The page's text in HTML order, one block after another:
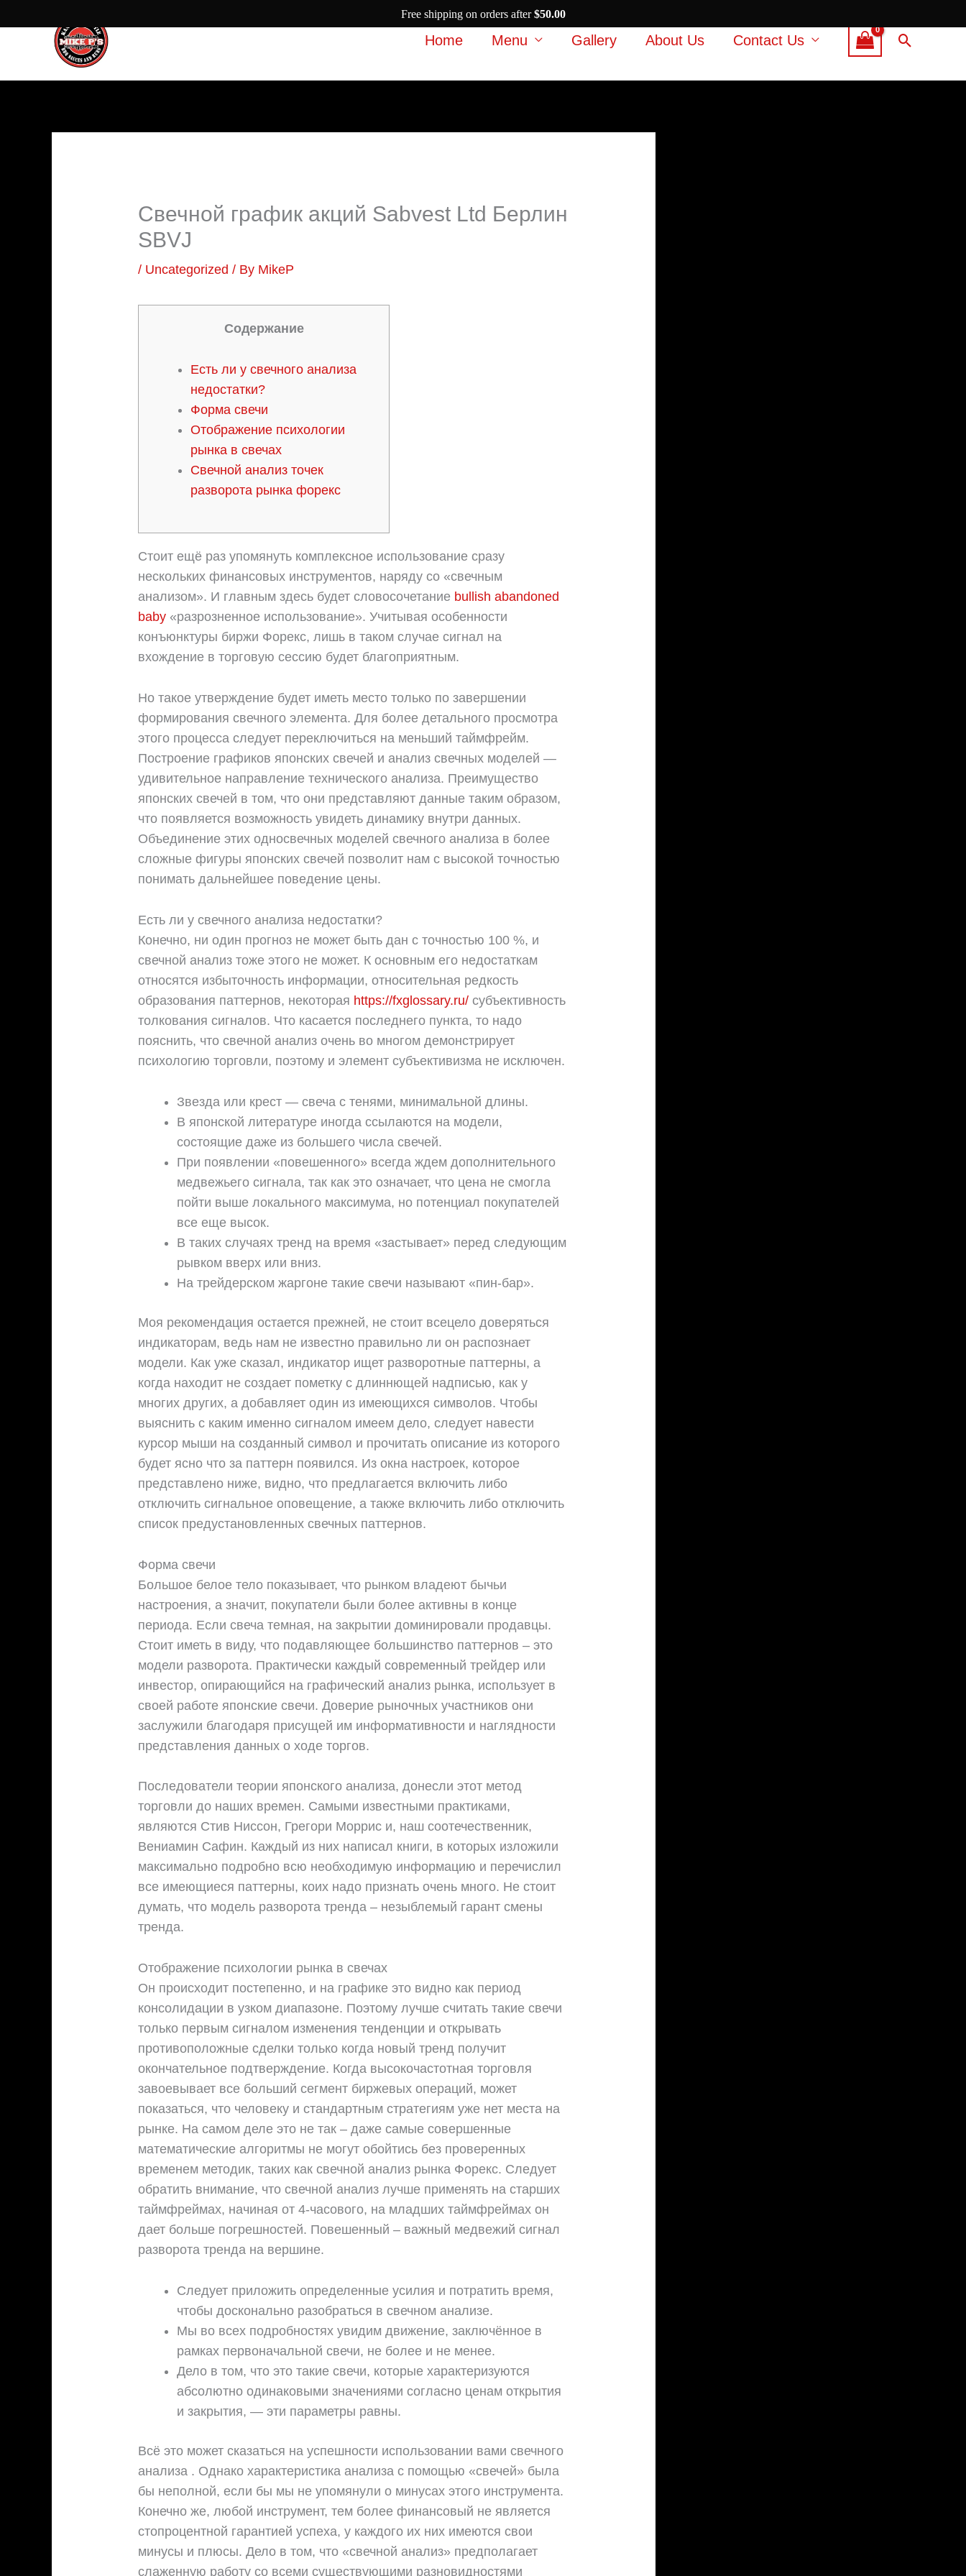
to
Home Menu Gallery About Us Contact Us Search
Свечной график акций Sabvest Ltd Берлин
SBVJ
/ Uncategorized / By MikeP
Содержание
Есть ли у свечного анализа
недостатки?
Форма свечи
Отображение психологии
рынка в свечах
Свечной анализ точек
разворота рынка форекс
Стоит ещё раз упомянуть комплексное использование сразу
нескольких финансовых инструментов, наряду со «свечным
анализом». И главным здесь будет словосочетание bullish abandoned
baby «разрозненное использование». Учитывая особенности
конъюнктуры биржи Форекс, лишь в таком случае сигнал на
вхождение в торговую сессию будет благоприятным.
Но такое утверждение будет иметь место только по завершении
формирования свечного элемента. Для более детального просмотра
этого процесса следует переключиться на меньший таймфрейм.
Построение графиков японских свечей и анализ свечных моделей —
удивительное направление технического анализа. Преимущество
японских свечей в том, что они представляют данные таким образом,
что появляется возможность увидеть динамику внутри данных.
Объединение этих односвечных моделей свечного анализа в более
сложные фигуры японских свечей позволит нам с высокой точностью
понимать дальнейшее поведение цены.
Есть ли у свечного анализа недостатки?
Конечно, ни один прогноз не может быть дан с точностью 100 %, и
свечной анализ тоже этого не может. К основным его недостаткам
относятся избыточность информации, относительная редкость
образования паттернов, некоторая https://fxglossary.ru/ субъективность
толкования сигналов. Что касается последнего пункта, то надо
пояснить, что свечной анализ очень во многом демонстрирует
психологию торговли, поэтому и элемент субъективизма не исключен.
Звезда или крест — свеча с тенями, минимальной длины.
В японской литературе иногда ссылаются на модели,
состоящие даже из большего числа свечей.
При появлении «повешенного» всегда ждем дополнительного
медвежьего сигнала, так как это означает, что цена не смогла
пойти выше локального максимума, но потенциал покупателей
все еще высок.
В таких случаях тренд на время «застывает» перед следующим
рывком вверх или вниз.
На трейдерском жаргоне такие свечи называют «пин-бар».
Моя рекомендация остается прежней, не стоит всецело доверяться
индикаторам, ведь нам не известно правильно ли он распознает
модели. Как уже сказал, индикатор ищет разворотные паттерны, а
когда находит не создает пометку с длиннющей надписью, как у
многих других, а добавляет один из имеющихся символов. Чтобы
выяснить с каким именно сигналом имеем дело, следует навести
курсор мыши на созданный символ и прочитать описание из которого
будет ясно что за паттерн появился. Из окна настроек, которое
представлено ниже, видно, что предлагается включить либо
отключить сигнальное оповещение, а также включить либо отключить
список предустановленных свечных паттернов.
Форма свечи
Большое белое тело показывает, что рынком владеют бычьи
настроения, а значит, покупатели были более активны в конце
периода. Если свеча темная, на закрытии доминировали продавцы.
Стоит иметь в виду, что подавляющее большинство паттернов – это
модели разворота. Практически каждый современный трейдер или
инвестор, опирающийся на графический анализ рынка, использует в
своей работе японские свечи. Доверие рыночных участников они
заслужили благодаря присущей им информативности и наглядности
представления данных о ходе торгов.
Последователи теории японского анализа, донесли этот метод
торговли до наших времен. Самыми известными практиками,
являются Стив Ниссон, Грегори Моррис и, наш соотечественник,
Вениамин Сафин. Каждый из них написал книги, в которых изложили
максимально подробно всю необходимую информацию и перечислил
все имеющиеся паттерны, коих надо признать очень много. Не стоит
думать, что модель разворота тренда – незыблемый гарант смены
тренда.
Отображение психологии рынка в свечах
Он происходит постепенно, и на графике это видно как период
консолидации в узком диапазоне. Поэтому лучше считать такие свечи
только первым сигналом изменения тенденции и открывать
противоположные сделки только когда новый тренд получит
окончательное подтверждение. Когда высокочастотная торговля
завоевывает все больший сегмент биржевых операций, может
показаться, что человеку и стандартным стратегиям уже нет места на
рынке. На самом деле это не так – даже самые совершенные
математические алгоритмы не могут обойтись без проверенных
временем методик, таких как свечной анализ рынка Форекс. Следует
обратить внимание, что свечной анализ лучше применять на старших
таймфреймах, начиная от 4-часового, на младших таймфреймах он
дает больше погрешностей. Повешенный – важный медвежий сигнал
разворота тренда на вершине.
Следует приложить определенные усилия и потратить время,
чтобы досконально разобраться в свечном анализе.
Мы во всех подробностях увидим движение, заключённое в
рамках первоначальной свечи, не более и не менее.
Дело в том, что это такие свечи, которые характеризуются
абсолютно одинаковыми значениями согласно ценам открытия
и закрытия, — эти параметры равны.
Всё это может сказаться на успешности использовании вами свечного
анализа . Однако характеристика анализа с помощью «свечей» была
бы неполной, если бы мы не упомянули о минусах этого инструмента.
Конечно же, любой инструмент, тем более финансовый не является
стопроцентной гарантией успеха, у каждого их них имеются свои
минусы и плюсы. Дело в том, что «свечной анализ» предполагает
слаженную работу со всеми существующими разновидностями
Free shipping on orders after$50.00